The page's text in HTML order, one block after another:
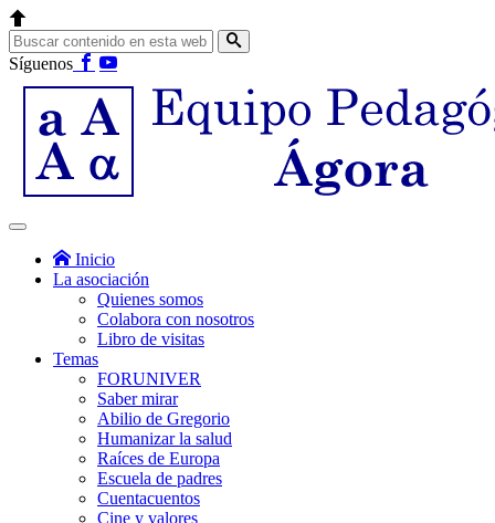
Síguenos
Inicio
La asociación
Quienes somos
Colabora con nosotros
Libro de visitas
Temas
FORUNIVER
Saber mirar
Abilio de Gregorio
Humanizar la salud
Raíces de Europa
Escuela de padres
Cuentacuentos
Cine y valores